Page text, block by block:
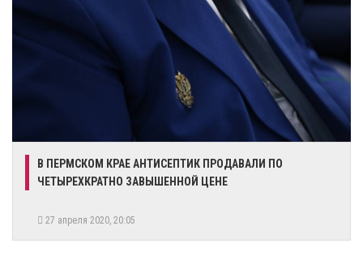
В ПЕРМСКОМ КРАЕ АНТИСЕПТИК ПРОДАВАЛИ ПО
ЧЕТЫРЕХКРАТНО ЗАВЫШЕННОЙ ЦЕНЕ
27 апреля 2020, 20:05